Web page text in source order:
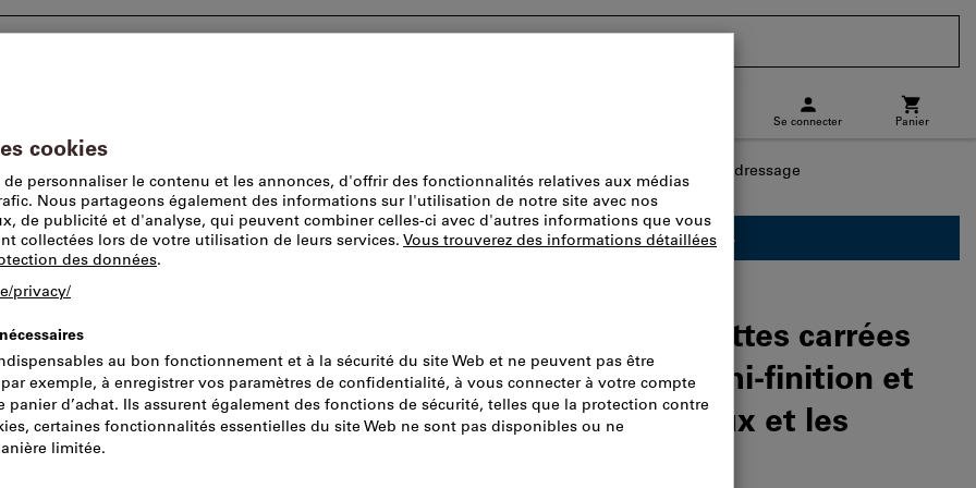
Se connecter Panier
de tournage longitudinal et de dressage Plaquettes pour outils de tournage longitudinal et de dressage
Ce produit est exclusivement réservé aux professionnels.
SCMT 09T304-14 IC807 Plaquettes carrées
positives à 7° de dépouille, semi-finition et
finition dans les matériaux doux et les